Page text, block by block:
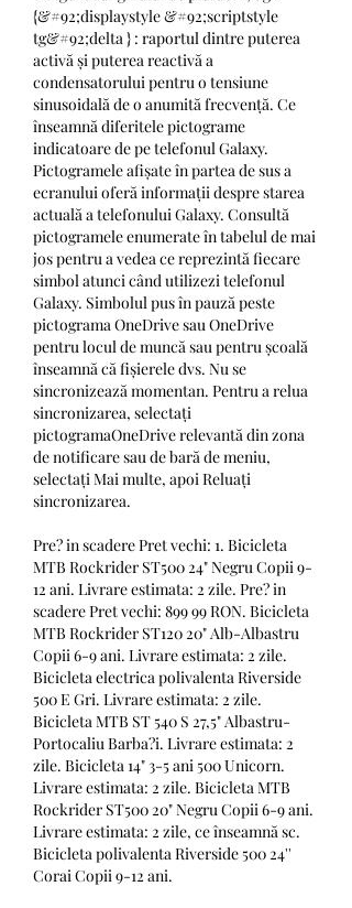
{&#92;displaystyle &#92;scriptstyle
tg&#92;delta } : raportul dintre puterea
activă și puterea reactivă a
condensatorului pentru o tensiune
sinusoidală de o anumită frecvență. Ce
înseamnă diferitele pictograme
indicatoare de pe telefonul Galaxy.
Pictogramele afișate în partea de sus a
ecranului oferă informații despre starea
actuală a telefonului Galaxy. Consultă
pictogramele enumerate în tabelul de mai
jos pentru a vedea ce reprezintă fiecare
simbol atunci când utilizezi telefonul
Galaxy. Simbolul pus în pauză peste
pictograma OneDrive sau OneDrive
pentru locul de muncă sau pentru școală
înseamnă că fișierele dvs. Nu se
sincronizează momentan. Pentru a relua
sincronizarea, selectați
pictogramaOneDrive relevantă din zona
de notificare sau de bară de meniu,
selectați Mai multe, apoi Reluați
sincronizarea.
Pre? in scadere Pret vechi: 1. Bicicleta
MTB Rockrider ST500 24" Negru Copii 9-
12 ani. Livrare estimata: 2 zile. Pre? in
scadere Pret vechi: 899 99 RON. Bicicleta
MTB Rockrider ST120 20" Alb-Albastru
Copii 6-9 ani. Livrare estimata: 2 zile.
Bicicleta electrica polivalenta Riverside
500 E Gri. Livrare estimata: 2 zile.
Bicicleta MTB ST 540 S 27,5" Albastru-
Portocaliu Barba?i. Livrare estimata: 2
zile. Bicicleta 14" 3-5 ani 500 Unicorn.
Livrare estimata: 2 zile. Bicicleta MTB
Rockrider ST500 20" Negru Copii 6-9 ani.
Livrare estimata: 2 zile, ce înseamnă sc.
Bicicleta polivalenta Riverside 500 24''
Corai Copii 9-12 ani.